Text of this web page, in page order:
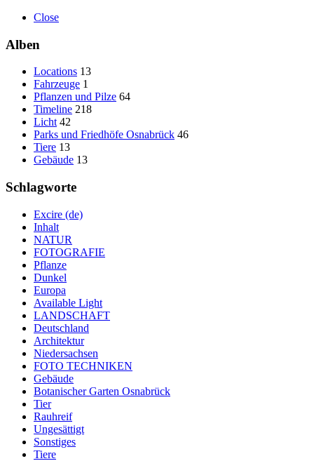
Close
Alben
Locations 13
Fahrzeuge 1
Pflanzen und Pilze 64
Timeline 218
Licht 42
Parks und Friedhöfe Osnabrück 46
Tiere 13
Gebäude 13
Schlagworte
Excire (de)
Inhalt
NATUR
FOTOGRAFIE
Pflanze
Dunkel
Europa
Available Light
LANDSCHAFT
Deutschland
Architektur
Niedersachsen
FOTO TECHNIKEN
Gebäude
Botanischer Garten Osnabrück
Tier
Rauhreif
Ungesättigt
Sonstiges
Tiere